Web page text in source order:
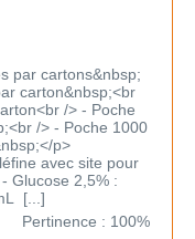
par cartons&nbsp;
carton&nbsp;<br
/> - Poche
/> - Poche 1000
p>
avec site pour
Glucose 2,5% :
[...]
Pertinence : 100%